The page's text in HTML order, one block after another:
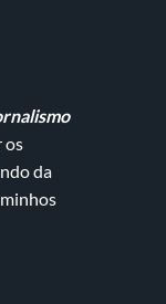
os
da